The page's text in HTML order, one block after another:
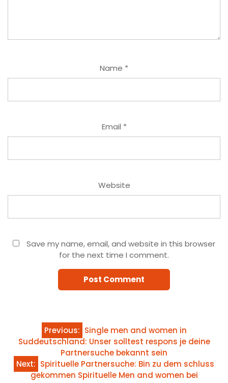
Name *
Email *
Website
Save my name, email, and website in this browser
for the next time I comment.
Post
navigation
Previous: Single men and women in
Suddeutschland: Unser solltest respons je deine
Partnersuche bekannt sein
Next: Spirituelle Partnersuche: Bin zu dem schluss
gekommen Spirituelle Men and women bei